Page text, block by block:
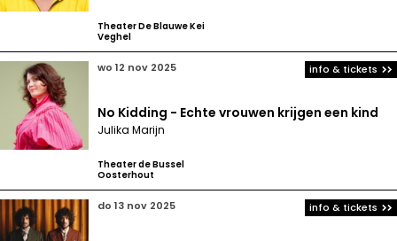
Theater De Blauwe Kei
Veghel
wo 12 nov 2025
No Kidding - Echte vrouwen krijgen een kind
Julika Marijn
Theater de Bussel
Oosterhout
info & tickets
do 13 nov 2025 info & tickets